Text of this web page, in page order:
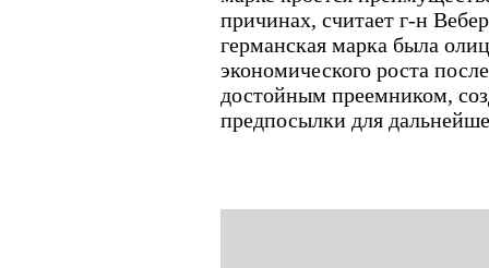
причинах, считает г-н
германская марка была
экономического роста
достойным преемником,
предпосылки для